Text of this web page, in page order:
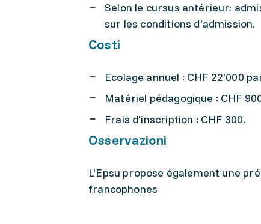
Selon le cursus antérieur:
sur les conditions d'admission.
Costi
Ecolage annuel : CHF 22'000
Matériel pédagogique : CHF
Frais d'inscription : CHF 300.
Osservazioni
L'Epsu propose également une
francophones